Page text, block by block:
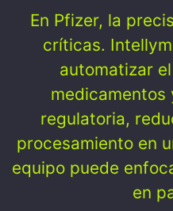
En Pfizer, la
críticas.
automatizar
medicamentos
regulatoria,
procesamiento en
equipo puede
en